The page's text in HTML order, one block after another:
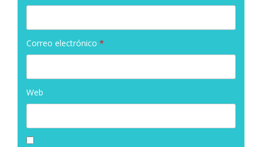
Correo electrónico *
Web